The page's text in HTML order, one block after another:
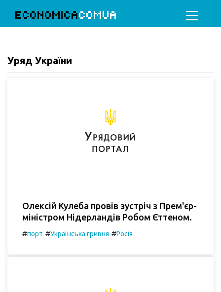
ECONOMICACOMUA
Уряд України
Олексій Кулеба провів зустріч з Прем'єр-
міністром Нідерландів Робом Єттеном.
#порт #Українська гривня #Росія